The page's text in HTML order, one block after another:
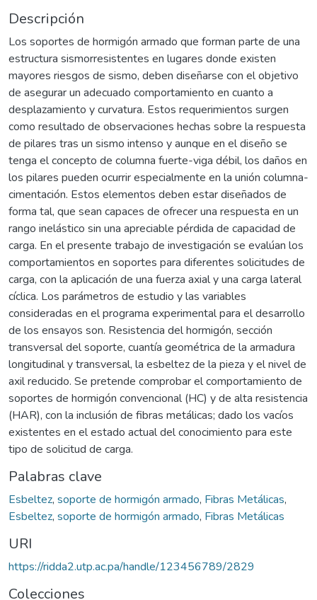
Descripción
Los soportes de hormigón armado que forman parte de una
estructura sismorresistentes en lugares donde existen
mayores riesgos de sismo, deben diseñarse con el objetivo
de asegurar un adecuado comportamiento en cuanto a
desplazamiento y curvatura. Estos requerimientos surgen
como resultado de observaciones hechas sobre la respuesta
de pilares tras un sismo intenso y aunque en el diseño se
tenga el concepto de columna fuerte-viga débil, los daños en
los pilares pueden ocurrir especialmente en la unión columna-
cimentación. Estos elementos deben estar diseñados de
forma tal, que sean capaces de ofrecer una respuesta en un
rango inelástico sin una apreciable pérdida de capacidad de
carga. En el presente trabajo de investigación se evalúan los
comportamientos en soportes para diferentes solicitudes de
carga, con la aplicación de una fuerza axial y una carga lateral
cíclica. Los parámetros de estudio y las variables
consideradas en el programa experimental para el desarrollo
de los ensayos son. Resistencia del hormigón, sección
transversal del soporte, cuantía geométrica de la armadura
longitudinal y transversal, la esbeltez de la pieza y el nivel de
axil reducido. Se pretende comprobar el comportamiento de
soportes de hormigón convencional (HC) y de alta resistencia
(HAR), con la inclusión de fibras metálicas; dado los vacíos
existentes en el estado actual del conocimiento para este
tipo de solicitud de carga.
Palabras clave
Esbeltez, soporte de hormigón armado, Fibras Metálicas,
Esbeltez, soporte de hormigón armado, Fibras Metálicas
URI
https://ridda2.utp.ac.pa/handle/123456789/2829
Colecciones